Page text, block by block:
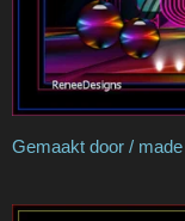
Gemaakt
Gemaakt